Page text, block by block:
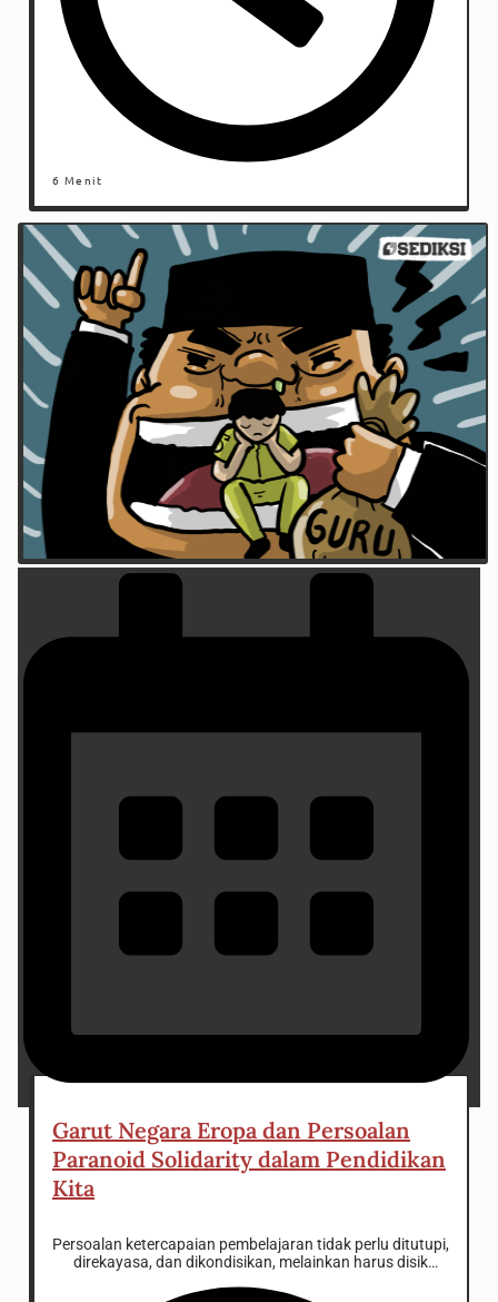
6 Menit
Garut Negara Eropa dan Persoalan
Paranoid Solidarity dalam Pendidikan
Kita
Persoalan ketercapaian pembelajaran tidak perlu ditutupi,
direkayasa, dan dikondisikan, melainkan harus disikapi